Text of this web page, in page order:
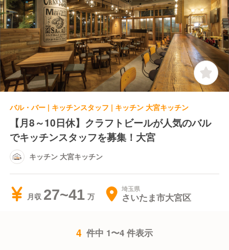
バル・バー | キッチンスタッフ | キッチン 大宮キッチン
【月8～10日休】クラフトビールが人気のバル
でキッチンスタッフを募集！大宮
キッチン 大宮キッチン
月収 27~41 埼玉県
さいたま市大宮区
4 件中 1〜4 件表示